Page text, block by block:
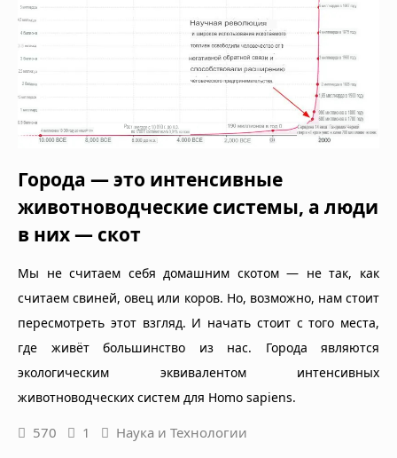
Города — это интенсивные
животноводческие системы, а люди
в них — скот
Мы не считаем себя домашним скотом — не так, как
считаем свиней, овец или коров. Но, возможно, нам стоит
пересмотреть этот взгляд. И начать стоит с того места,
где живёт большинство из нас. Города являются
экологическим эквивалентом интенсивных
животноводческих систем для Homo sapiens.
570 1 Наука и Технологии